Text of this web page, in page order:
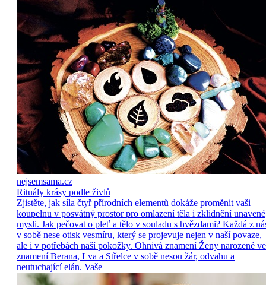
nejsemsama.cz
Rituály krásy podle živlů
Zjistěte, jak síla čtyř přírodních elementů dokáže proměnit vaši
koupelnu v posvátný prostor pro omlazení těla i zklidnění unavené
mysli. Jak pečovat o pleť a tělo v souladu s hvězdami? Každá z
v sobě nese otisk vesmíru, který se projevuje nejen v naší povaze,
ale i v potřebách naší pokožky. Ohnivá znamení Ženy narozené ve
znamení Berana, Lva a Střelce v sobě nesou žár, odvahu a
neutuchající elán. Vaše